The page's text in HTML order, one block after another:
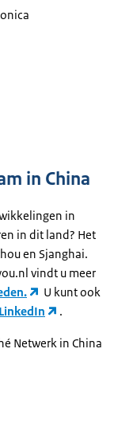
in China
in
in dit land? Het
en Sjanghai.
vindt u meer
U kunt ook
LinkedIn .
Netwerk in China